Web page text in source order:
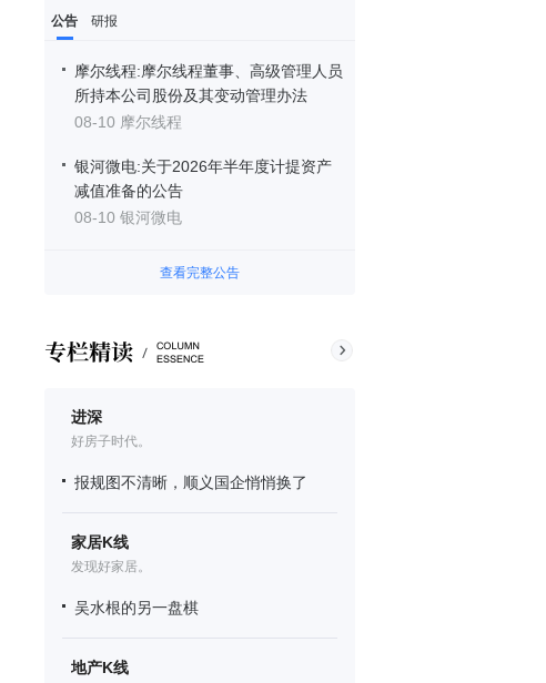
公告 研报
摩尔线程:摩尔线程董事、高级管理人员
所持本公司股份及其变动管理办法
08-10 摩尔线程
银河微电:关于2026年半年度计提资产
减值准备的公告
08-10 银河微电
查看完整公告
进深
好房子时代。
报规图不清晰，顺义国企悄悄换了
家居K线
发现好家居。
吴水根的另一盘棋
地产K线